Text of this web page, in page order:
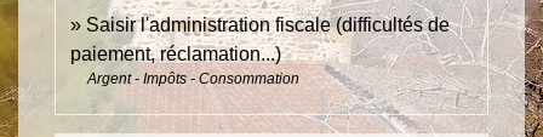
Saisir l'administration fiscale (difficultés de
paiement, réclamation...)
Argent - Impôts - Consommation